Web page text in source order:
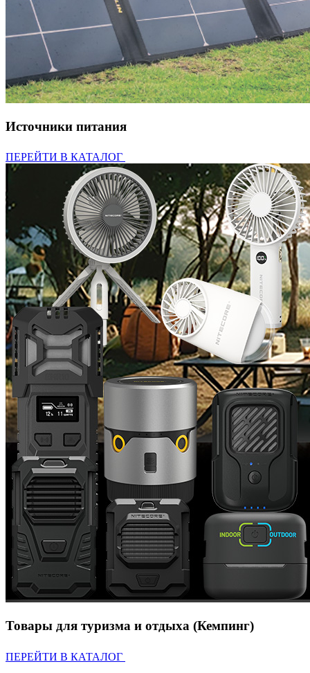
Источники питания
ПЕРЕЙТИ В КАТАЛОГ
Товары для туризма и отдыха (Кемпинг)
ПЕРЕЙТИ В КАТАЛОГ